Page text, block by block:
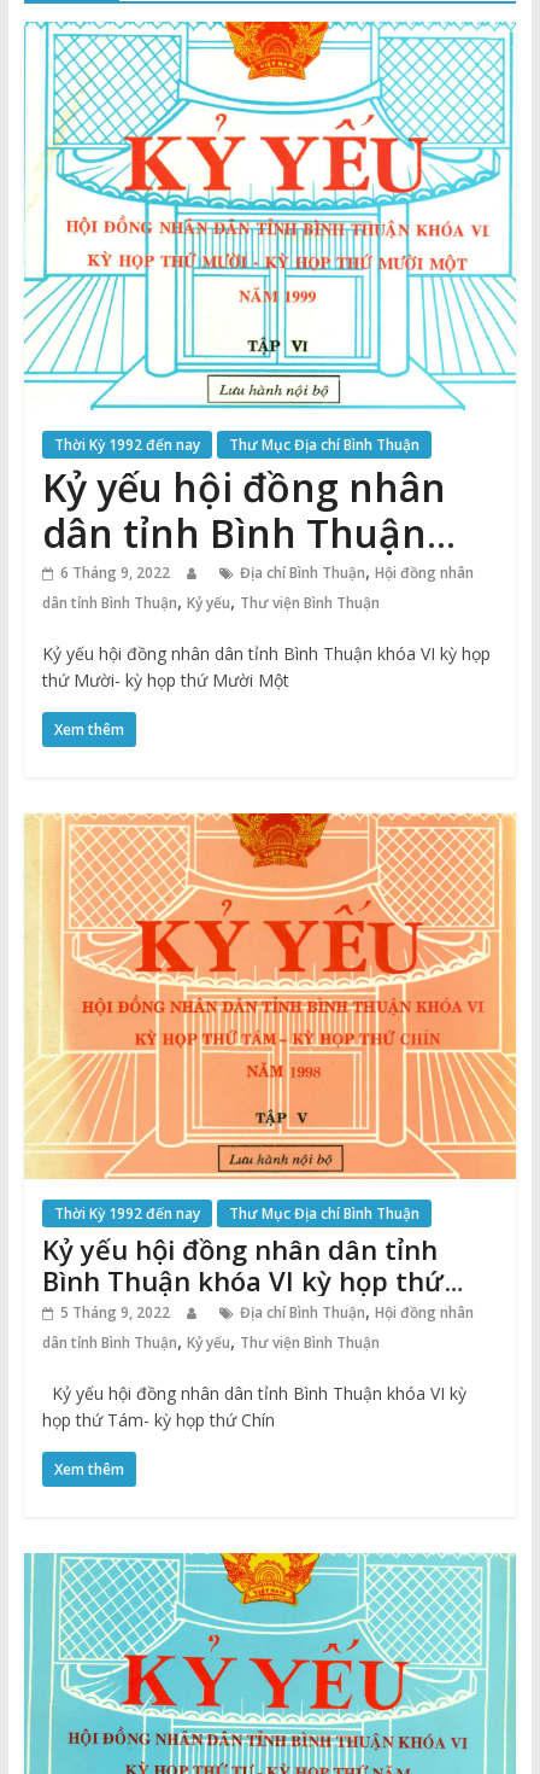
Thuận
Cổng
Vào
Tri
Thức
Thời Kỳ 1992 đến nay Thư Mục Địa chí Bình Thuận
Kỷ yếu hội đồng nhân
dân tỉnh Bình Thuận
khóa VI kỳ họp thứ
Mười – kỳ họp thứ Mười
Một năm 1999
6 Tháng 9, 2022 Địa chí Bình Thuận, Hội đồng nhân
dân tỉnh Bình Thuận, Kỷ yếu, Thư viện Bình Thuận
Kỷ yếu hội đồng nhân dân tỉnh Bình Thuận khóa VI kỳ họp
thứ Mười- kỳ họp thứ Mười Một
Xem thêm
Thời Kỳ 1992 đến nay Thư Mục Địa chí Bình Thuận
Kỷ yếu hội đồng nhân dân tỉnh
Bình Thuận khóa VI kỳ họp thứ
Tám- kỳ họp thứ Chín năm 1998
5 Tháng 9, 2022 Địa chí Bình Thuận, Hội đồng nhân
dân tỉnh Bình Thuận, Kỷ yếu, Thư viện Bình Thuận
Kỷ yếu hội đồng nhân dân tỉnh Bình Thuận khóa VI kỳ
họp thứ Tám- kỳ họp thứ Chín
Xem thêm